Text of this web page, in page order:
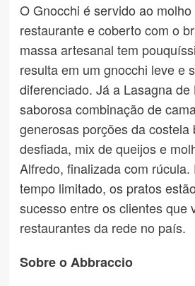
O Gnocchi é servido ao
restaurante e coberto com o
massa artesanal tem
resulta em um gnocchi leve e
diferenciado. Já a Lasagna de
saborosa combinação de
generosas porções da costela
desfiada, mix de queijos e
Alfredo, finalizada com
tempo limitado, os pratos
sucesso entre os clientes que
restaurantes da rede no país.
Sobre o Abbraccio